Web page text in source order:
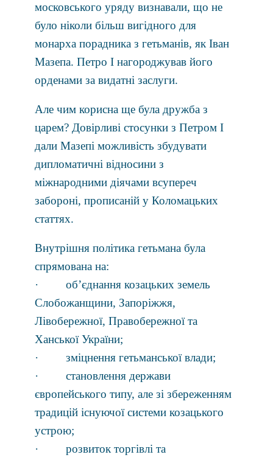
московського уряду визнавали, що не
було ніколи більш вигідного для
монарха порадника з гетьманів, як Іван
Мазепа. Петро І нагороджував його
орденами за видатні заслуги.
Але чим корисна ще була дружба з
царем? Довірливі стосунки з Петром І
дали Мазепі можливість збудувати
дипломатичні відносини з
міжнародними діячами всупереч
забороні, прописаній у Коломацьких
статтях.
Внутрішня політика гетьмана була
спрямована на:
· об’єднання козацьких земель
Слобожанщини, Запоріжжя,
Лівобережної, Правобережної та
Ханської України;
· зміцнення гетьманської влади;
· становлення держави
європейського типу, але зі збереженням
традицій існуючої системи козацького
устрою;
· розвиток торгівлі та